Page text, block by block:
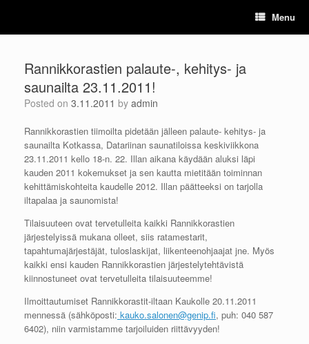
content
Menu
Rannikkorastien palaute-, kehitys- ja
saunailta 23.11.2011!
Posted on 3.11.2011 by admin
Rannikkorastien tiimoilta pidetään jälleen palaute- kehitys- ja
saunailta Kotkassa, Datariinan saunatiloissa keskiviikkona
23.11.2011 kello 18-n. 22. Illan aikana käydään aluksi läpi
kauden 2011 kokemukset ja sen kautta mietitään toiminnan
kehittämiskohteita kaudelle 2012. Illan päätteeksi on tarjolla
iltapalaa ja saunomista!
Tilaisuuteen ovat tervetulleita kaikki Rannikkorastien
järjestelyissä mukana olleet, siis ratamestarit,
tapahtumajärjestäjät, tuloslaskijat, liikenteenohjaajat jne. Myös
kaikki ensi kauden Rannikkorastien järjestelytehtävistä
kiinnostuneet ovat tervetulleita tilaisuuteemme!
Ilmoittautumiset Rannikkorastit-iltaan Kaukolle 20.11.2011
mennessä (sähköposti: kauko.salonen@genip.fi, puh: 040 587
6402), niin varmistamme tarjoiluiden riittävyyden!